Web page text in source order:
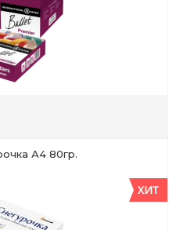
А4 80гр.